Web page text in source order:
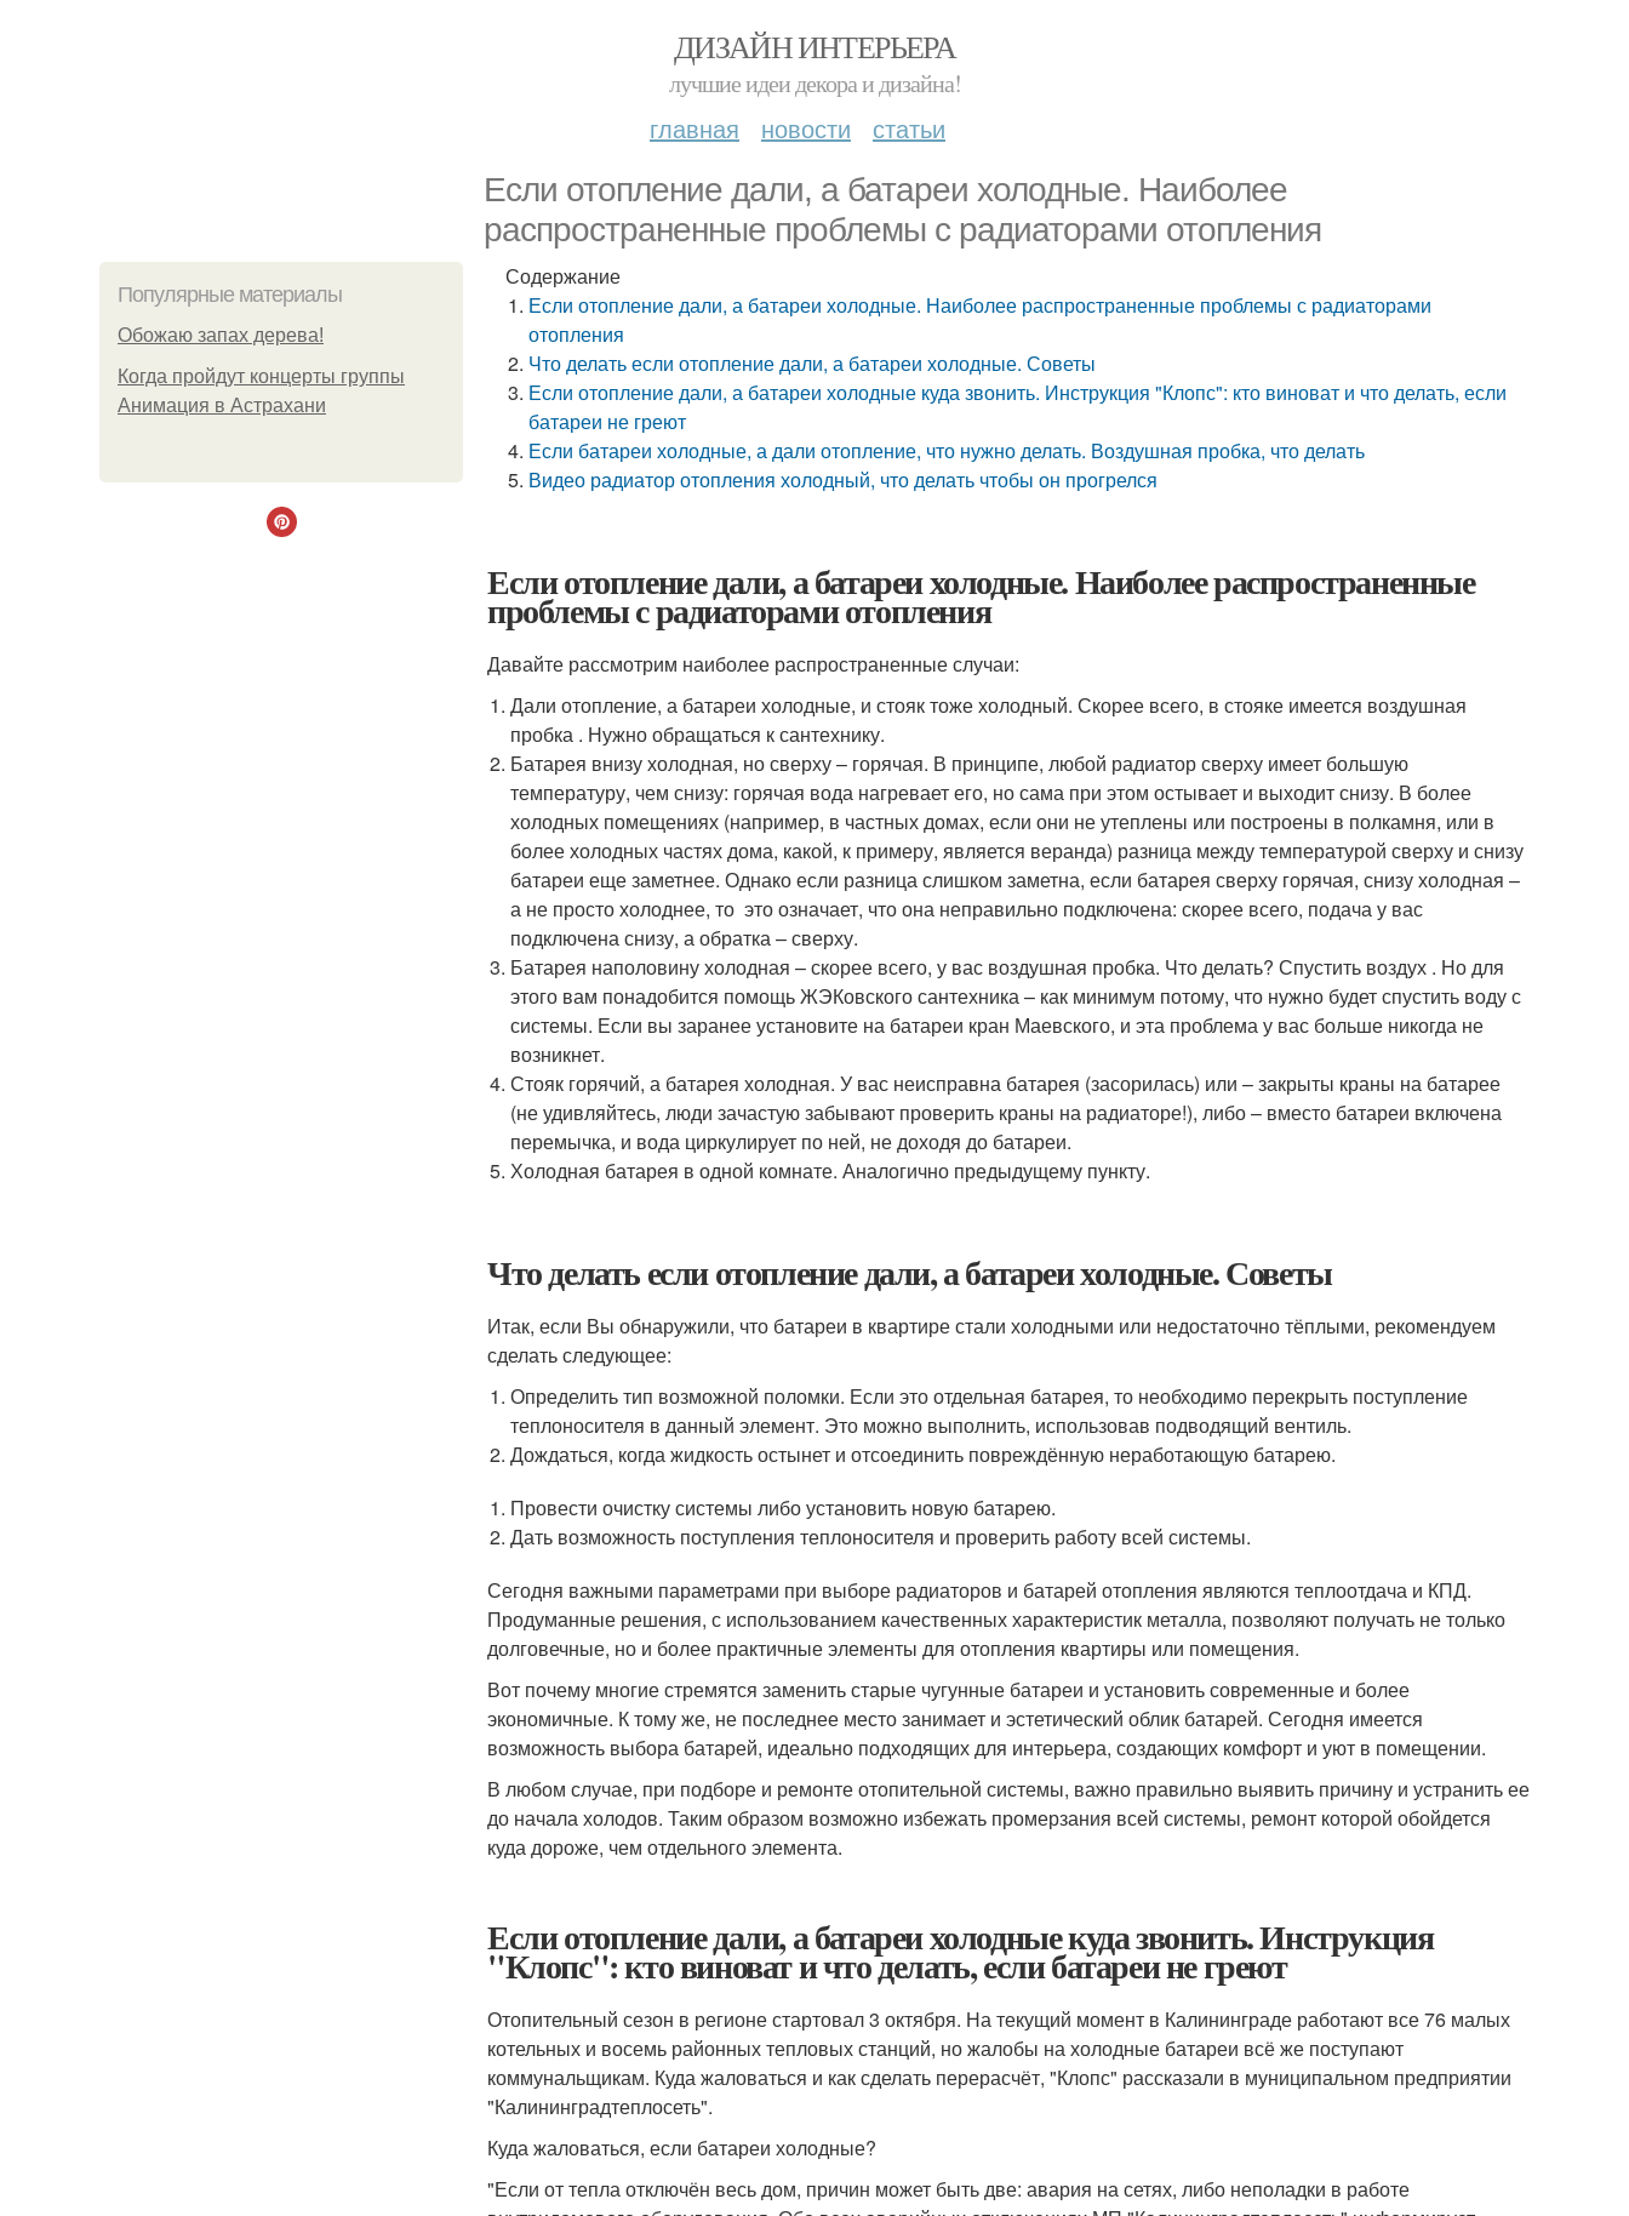
ДИЗАЙН ИНТЕРЬЕРА
лучшие идеи декора и дизайна!
главная новости статьи
Если отопление дали, а батареи холодные. Наиболее
распространенные проблемы с радиаторами отопления
Популярные материалы
Обожaю зaпах деpева!
Когда пройдут концерты группы
Анимация в Астрахани
Содержание
Если отопление дали, а батареи холодные. Наиболее распространенные проблемы с радиаторами
отопления
Что делать если отопление дали, а батареи холодные. Советы
Если отопление дали, а батареи холодные куда звонить. Инструкция "Клопс": кто виноват и что делать, если
батареи не греют
Если батареи холодные, а дали отопление, что нужно делать. Воздушная пробка, что делать
Видео радиатор отопления холодный, что делать чтобы он прогрелся
Если отопление дали, а батареи холодные. Наиболее распространенные
проблемы с радиаторами отопления
Давайте рассмотрим наиболее распространенные случаи:
Дали отопление, а батареи холодные, и стояк тоже холодный. Скорее всего, в стояке имеется воздушная
пробка . Нужно обращаться к сантехнику.
Батарея внизу холодная, но сверху – горячая. В принципе, любой радиатор сверху имеет большую
температуру, чем снизу: горячая вода нагревает его, но сама при этом остывает и выходит снизу. В более
холодных помещениях (например, в частных домах, если они не утеплены или построены в полкамня, или в
более холодных частях дома, какой, к примеру, является веранда) разница между температурой сверху и снизу
батареи еще заметнее. Однако если разница слишком заметна, если батарея сверху горячая, снизу холодная –
а не просто холоднее, то это означает, что она неправильно подключена: скорее всего, подача у вас
подключена снизу, а обратка – сверху.
Батарея наполовину холодная – скорее всего, у вас воздушная пробка. Что делать? Спустить воздух . Но для
этого вам понадобится помощь ЖЭКовского сантехника – как минимум потому, что нужно будет спустить воду с
системы. Если вы заранее установите на батареи кран Маевского, и эта проблема у вас больше никогда не
возникнет.
Стояк горячий, а батарея холодная. У вас неисправна батарея (засорилась) или – закрыты краны на батарее
(не удивляйтесь, люди зачастую забывают проверить краны на радиаторе!), либо – вместо батареи включена
перемычка, и вода циркулирует по ней, не доходя до батареи.
Холодная батарея в одной комнате. Аналогично предыдущему пункту.
Что делать если отопление дали, а батареи холодные. Советы
Итак, если Вы обнаружили, что батареи в квартире стали холодными или недостаточно тёплыми, рекомендуем
сделать следующее:
Определить тип возможной поломки. Если это отдельная батарея, то необходимо перекрыть поступление
теплоносителя в данный элемент. Это можно выполнить, использовав подводящий вентиль.
Дождаться, когда жидкость остынет и отсоединить повреждённую неработающую батарею.
Провести очистку системы либо установить новую батарею.
Дать возможность поступления теплоносителя и проверить работу всей системы.
Сегодня важными параметрами при выборе радиаторов и батарей отопления являются теплоотдача и КПД.
Продуманные решения, с использованием качественных характеристик металла, позволяют получать не только
долговечные, но и более практичные элементы для отопления квартиры или помещения.
Вот почему многие стремятся заменить старые чугунные батареи и установить современные и более
экономичные. К тому же, не последнее место занимает и эстетический облик батарей. Сегодня имеется
возможность выбора батарей, идеально подходящих для интерьера, создающих комфорт и уют в помещении.
В любом случае, при подборе и ремонте отопительной системы, важно правильно выявить причину и устранить ее
до начала холодов. Таким образом возможно избежать промерзания всей системы, ремонт которой обойдется
куда дороже, чем отдельного элемента.
Если отопление дали, а батареи холодные куда звонить. Инструкция
"Клопс": кто виноват и что делать, если батареи не греют
Отопительный сезон в регионе стартовал 3 октября. На текущий момент в Калининграде работают все 76 малых
котельных и восемь районных тепловых станций, но жалобы на холодные батареи всё же поступают
коммунальщикам. Куда жаловаться и как сделать перерасчёт, "Клопс" рассказали в муниципальном предприятии
"Калининградтеплосеть".
Куда жаловаться, если батареи холодные?
"Если от тепла отключён весь дом, причин может быть две: авария на сетях, либо неполадки в работе